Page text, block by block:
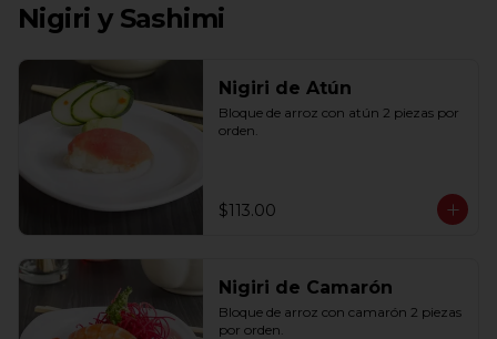
Nigiri y Sashimi
Nigiri de Atún
Bloque de arroz con atún 2 piezas por
orden.
$113.00
Nigiri de Camarón
Bloque de arroz con camarón 2 piezas
por orden.